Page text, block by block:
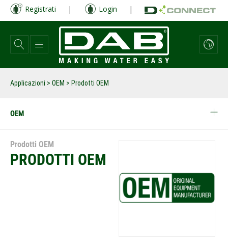
Salta
contenuto
principale
Registrati | Login |
Applicazioni > OEM > Prodotti OEM
OEM
Prodotti OEM
PRODOTTI OEM